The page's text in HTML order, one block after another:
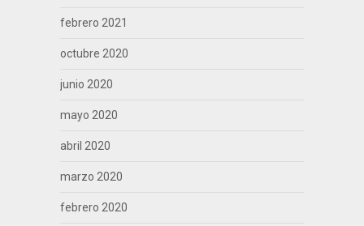
febrero 2021
octubre 2020
junio 2020
mayo 2020
abril 2020
marzo 2020
febrero 2020